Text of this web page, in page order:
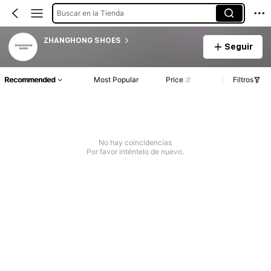
Buscar en la Tienda
ZHANGHONG SHOES
Seguir
Recommended Most Popular Price Filtros
No hay coincidencias
Por favor inténtelo de nuevo.